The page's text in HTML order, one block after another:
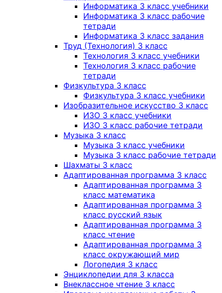
Информатика 3 класс учебники
Информатика 3 класс рабочие
тетради
Информатика 3 класс задания
Труд (Технология) 3 класс
Технология 3 класс учебники
Технология 3 класс рабочие
тетради
Физкультура 3 класс
Физкультура 3 класс учебники
Изобразительное искусство 3 класс
ИЗО 3 класс учебники
ИЗО 3 класс рабочие тетради
Музыка 3 класс
Музыка 3 класс учебники
Музыка 3 класс рабочие тетради
Шахматы 3 класс
Адаптированная программа 3 класс
Адаптированная программа 3
класс математика
Адаптированная программа 3
класс русский язык
Адаптированная программа 3
класс чтение
Адаптированная программа 3
класс окружающий мир
Логопедия 3 класс
Энциклопедии для 3 класса
Внеклассное чтение 3 класс